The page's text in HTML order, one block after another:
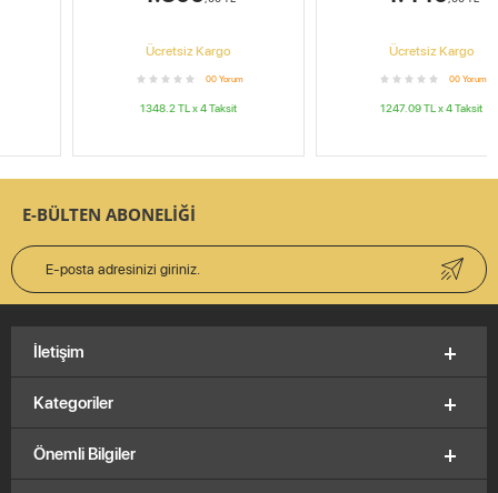
Ücretsiz Kargo
00 Yorum
4Taksit
Ücretsiz Kargo
00 Yorum
TL x4Taksit
E-BÜLTEN ABONELİĞİ
Kategoriler
Önemli Bilgiler
İletişim